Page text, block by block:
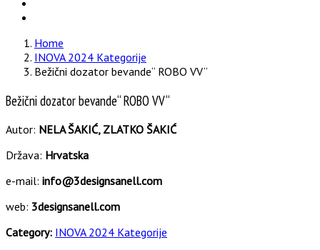
Home
INOVA 2024 Kategorije
Bežični dozator bevande“ ROBO VV“
Bežični dozator bevande“ ROBO VV“
Autor: NELA ŠAKIĆ, ZLATKO ŠAKIĆ
Država: Hrvatska
e-mail: info@3designsanell.com
web: 3designsanell.com
Category: INOVA 2024 Kategorije